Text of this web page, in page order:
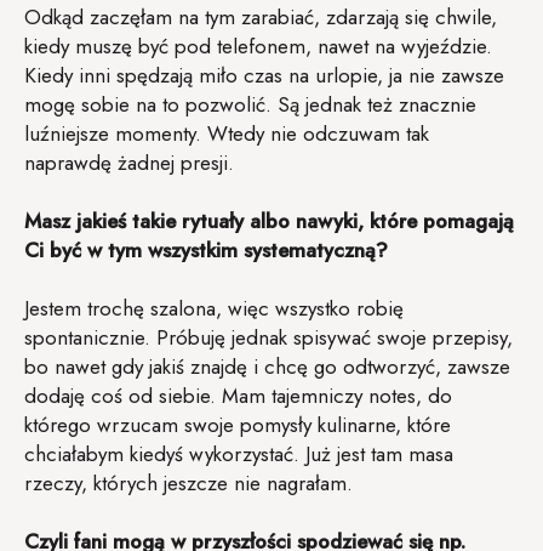
Odkąd zaczęłam na tym zarabiać, zdarzają się chwile,
kiedy muszę być pod telefonem, nawet na wyjeździe.
Kiedy inni spędzają miło czas na urlopie, ja nie zawsze
mogę sobie na to pozwolić. Są jednak też znacznie
luźniejsze momenty. Wtedy nie odczuwam tak
naprawdę żadnej presji.
Masz jakieś takie rytuały albo nawyki, które pomagają
Ci być w tym wszystkim systematyczną?
Jestem trochę szalona, więc wszystko robię
spontanicznie. Próbuję jednak spisywać swoje przepisy,
bo nawet gdy jakiś znajdę i chcę go odtworzyć, zawsze
dodaję coś od siebie. Mam tajemniczy notes, do
którego wrzucam swoje pomysły kulinarne, które
chciałabym kiedyś wykorzystać. Już jest tam masa
rzeczy, których jeszcze nie nagrałam.
Czyli fani mogą w przyszłości spodziewać się np.